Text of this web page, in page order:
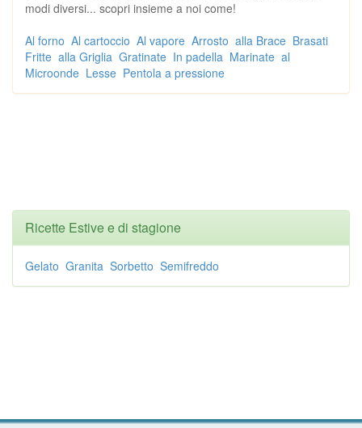
modi diversi... scopri insieme a noi come!
Al forno Al cartoccio Al vapore Arrosto alla Brace Brasati
Fritte alla Griglia Gratinate In padella Marinate al
Microonde Lesse Pentola a pressione
Ricette Estive e di stagione
Gelato Granita Sorbetto Semifreddo